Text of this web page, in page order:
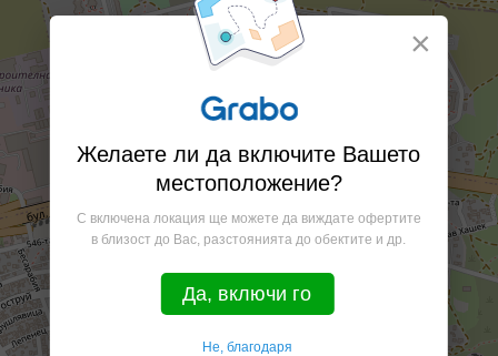
×
Желаете ли да включите Вашето
местоположение?
С включена локация ще можете да виждате офертите
в близост до Вас, разстоянията до обектите и др.
Да, включи го
Не, благодаря